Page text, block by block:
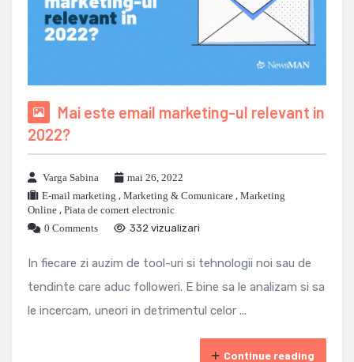
Mai este email marketing-ul relevant in
2022?
Varga Sabina
mai 26, 2022
E-mail marketing , Marketing & Comunicare , Marketing
Online , Piata de comert electronic
0 Comments
332 vizualizari
In fiecare zi auzim de tool-uri si tehnologii noi sau de
tendinte care aduc followeri. E bine sa le analizam si sa
le incercam, uneori in detrimentul celor ...
Continue reading